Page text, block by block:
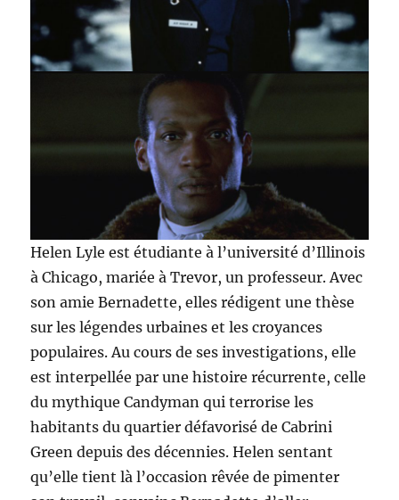
Helen Lyle est étudiante à l’université d’Illinois
à Chicago, mariée à Trevor, un professeur. Avec
son amie Bernadette, elles rédigent une thèse
sur les légendes urbaines et les croyances
populaires. Au cours de ses investigations, elle
est interpellée par une histoire récurrente, celle
du mythique Candyman qui terrorise les
habitants du quartier défavorisé de Cabrini
Green depuis des décennies. Helen sentant
qu’elle tient là l’occasion rêvée de pimenter